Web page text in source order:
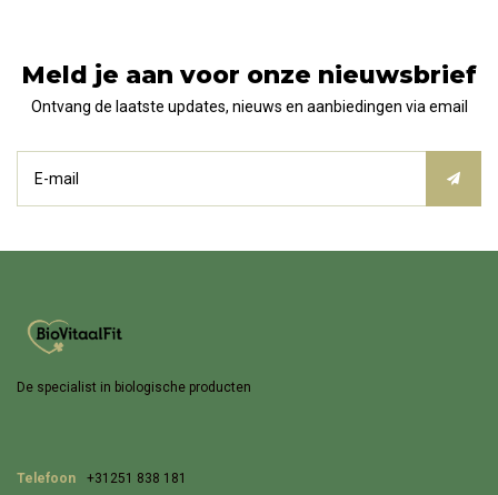
Meld je aan voor onze nieuwsbrief
Ontvang de laatste updates, nieuws en aanbiedingen via email
De specialist in biologische producten
Telefoon +31251 838 181